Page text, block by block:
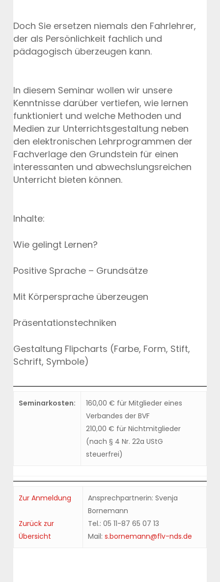
Doch Sie ersetzen niemals den Fahrlehrer,
der als Persönlichkeit fachlich und
pädagogisch überzeugen kann.
In diesem Seminar wollen wir unsere
Kenntnisse darüber vertiefen, wie lernen
funktioniert und welche Methoden und
Medien zur Unterrichtsgestaltung neben
den elektronischen Lehrprogrammen der
Fachverlage den Grundstein für einen
interessanten und abwechslungsreichen
Unterricht bieten können.
Inhalte:
Wie gelingt Lernen?
Positive Sprache – Grundsätze
Mit Körpersprache überzeugen
Präsentationstechniken
Gestaltung Flipcharts (Farbe, Form, Stift,
Schrift, Symbole)
Seminarkosten:
160,00 € für Mitglieder eines
Verbandes der BVF
210,00 € für Nichtmitglieder
(nach § 4 Nr. 22a UStG
steuerfrei)
Zur Anmeldung
Zurück zur
Übersicht
Ansprechpartnerin: Svenja
Bornemann
Tel.: 05 11-87 65 07 13
Mail: s.bornemann@flv-nds.de